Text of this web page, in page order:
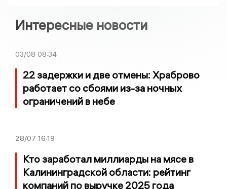
Интересные новости
03/08 08:34
22 задержки и две отмены: Храброво
работает со сбоями из-за ночных
ограничений в небе
28/07 16:19
Кто заработал миллиарды на мясе в
Калининградской области: рейтинг
компаний по выручке 2025 года